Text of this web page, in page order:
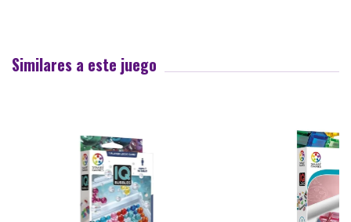
Similares a este juego